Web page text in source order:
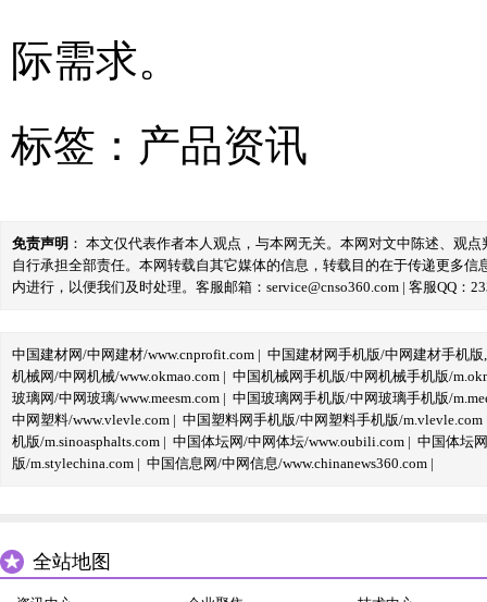
际需求。
标签： 产品资讯
免责声明 ： 本文仅代表作者本人观点，与本网无关。本网对文中陈述、观
自行承担全部责任。本网转载自其它媒体的信息，转载目的在于传递更多
内进行，以便我们及时处理。客服邮箱：service@cnso360.com | 客服QQ：
中国建材网/中网建材/www.cnprofit.com | 中国建材网手机版/中网建材手机版
机械网/中网机械/www.okmao.com | 中国机械网手机版/中网机械手机版/
玻璃网/中网玻璃/www.meesm.com | 中国玻璃网手机版/中网玻璃手机版/
中网塑料/www.vlevle.com | 中国塑料网手机版/中网塑料手机版/m.vlevle.com
机版/m.sinoasphalts.com | 中国体坛网/中网体坛/www.oubili.com | 中国体坛
版/m.stylechina.com | 中国信息网/中网信息/www.chinanews360.com |
全站地图